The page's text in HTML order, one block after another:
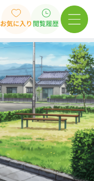
お気に入り 閲覧履歴